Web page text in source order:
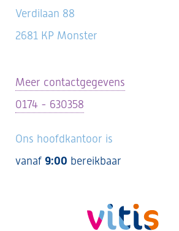
Verdilaan 88
2681 KP Monster
Meer contactgegevens
0174 - 630358
Ons hoofdkantoor is
vanaf 9:00 bereikbaar